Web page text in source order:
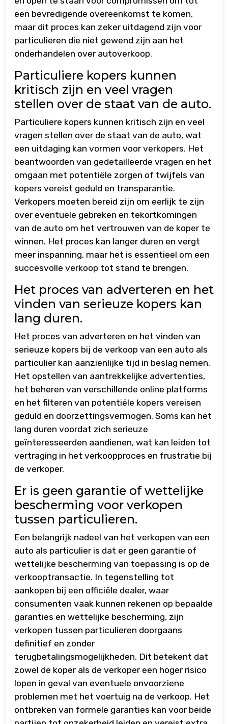
een bevredigende overeenkomst te komen,
maar dit proces kan zeker uitdagend zijn voor
particulieren die niet gewend zijn aan het
onderhandelen over autoverkoop.
Particuliere kopers kunnen
kritisch zijn en veel vragen
stellen over de staat van de auto.
Particuliere kopers kunnen kritisch zijn en veel
vragen stellen over de staat van de auto, wat
een uitdaging kan vormen voor verkopers. Het
beantwoorden van gedetailleerde vragen en het
omgaan met potentiële zorgen of twijfels van
kopers vereist geduld en transparantie.
Verkopers moeten bereid zijn om eerlijk te zijn
over eventuele gebreken en tekortkomingen
van de auto om het vertrouwen van de koper te
winnen. Het proces kan langer duren en vergt
meer inspanning, maar het is essentieel om een
succesvolle verkoop tot stand te brengen.
Het proces van adverteren en het
vinden van serieuze kopers kan
lang duren.
Het proces van adverteren en het vinden van
serieuze kopers bij de verkoop van een auto als
particulier kan aanzienlijke tijd in beslag nemen.
Het opstellen van aantrekkelijke advertenties,
het beheren van verschillende online platforms
en het filteren van potentiële kopers vereisen
geduld en doorzettingsvermogen. Soms kan het
lang duren voordat zich serieuze
geïnteresseerden aandienen, wat kan leiden tot
vertraging in het verkoopproces en frustratie bij
de verkoper.
Er is geen garantie of wettelijke
bescherming voor verkopen
tussen particulieren.
Een belangrijk nadeel van het verkopen van een
auto als particulier is dat er geen garantie of
wettelijke bescherming van toepassing is op de
verkooptransactie. In tegenstelling tot
aankopen bij een officiële dealer, waar
consumenten vaak kunnen rekenen op bepaalde
garanties en wettelijke bescherming, zijn
verkopen tussen particulieren doorgaans
definitief en zonder
terugbetalingsmogelijkheden. Dit betekent dat
zowel de koper als de verkoper een hoger risico
lopen in geval van eventuele onvoorziene
problemen met het voertuig na de verkoop. Het
ontbreken van formele garanties kan voor beide